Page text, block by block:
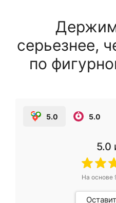
серьезнее,
по
5.0 5.0
5.0
На основе